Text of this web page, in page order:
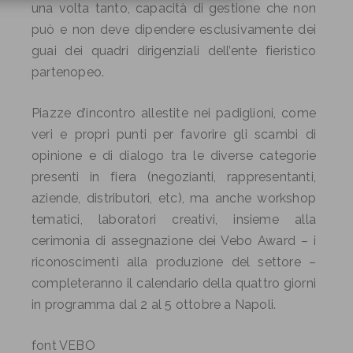
una volta tanto, capacità di gestione che non
può e non deve dipendere esclusivamente dei
guai dei quadri dirigenziali dell’ente fieristico
partenopeo.
Piazze d’incontro allestite nei padiglioni, come
veri e propri punti per favorire gli scambi di
opinione e di dialogo tra le diverse categorie
presenti in fiera (negozianti, rappresentanti,
aziende, distributori, etc), ma anche workshop
tematici, laboratori creativi, insieme alla
cerimonia di assegnazione dei Vebo Award – i
riconoscimenti alla produzione del settore –
completeranno il calendario della quattro giorni
in programma dal 2 al 5 ottobre a Napoli.
font VEBO